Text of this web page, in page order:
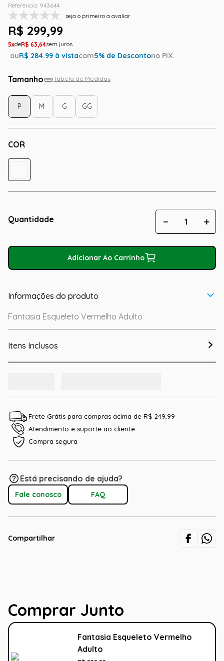
Referência: 943644
seja o primeiro a avaliar
R$ 299,99
5 R$ 63,64
ouR$ 284.99 à vistacom5% de Descontono PIX.
Tamanho Tabela de Medidas
COR
P M G GG
Quantidade ＋
－
Adicionar Ao Carrinho
Informações do produto
Fantasia Esqueleto Vermelho Adulto
Itens Inclusos
Frete Grátis para compras acima de R$ 249,99
Atendimento e suporte ao cliente
Compra segura
Está precisando de ajuda?
Fale conosco FAQ
Compartilhar
Comprar Junto
Fantasia Esqueleto Vermelho
Adulto